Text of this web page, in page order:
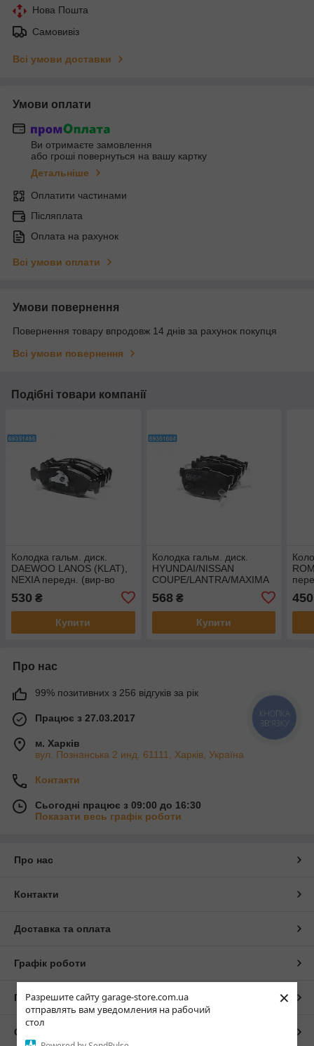
Разрешите сайту garage-store.com.ua
отправлять вам уведомления на рабочий
стол
×
Нова Пошта
Самовивіз
Всі умови доставки
Умови оплати
Ви отримаєте замовлення
або гроші повернуться на вашу картку
Детальніше
Оплатити частинами
Післяплата
Оплата на рахунок
Всі умови оплати
Умови повернення
Повернення товару впродовж 14 днів за рахунок покупця
Всі умови повернення
Подібні товари компанії
Колодка гальм. диск.
DAEWOO LANOS (KLAT),
NEXIA передн. (вир-во
530 ₴
Купити
Колодка гальм. диск.
HYUNDAI/NISSAN
COUPE/LANTRA/MAXIMA
задн. (вир-во ABS) 36692
568₴
Купити
450
Про нас
99% позитивних з 256 відгуків за рік
Працює з 27.03.2017
м. Харків
вул. Познанська 2 инд. 61111, Харків, Україна
Контакти
Сьогодні працює з 09:00 до 16:30
Показати весь графік роботи
Про нас
Контакти
Доставка та оплата
Графік роботи
Повна версія сайту
Сайт створено на маркетплейсі
КНОПКА
ЗВ'ЯЗКУ